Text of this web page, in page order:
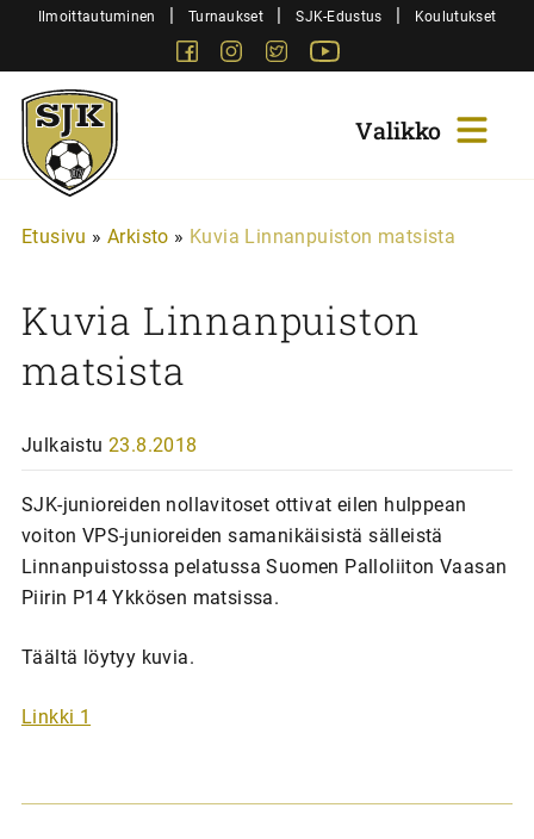
SiirryIlmoittautuminen | Turnaukset | SJK-Edustus | Koulutukset
FacebookInstagram
Twitter
Sjk-
Juniorit
Etusivu » Arkisto » Kuvia Linnanpuiston matsista
Kuvia Linnanpuiston
matsista
Julkaistu 23.8.2018
SJK-junioreiden nollavitoset ottivat eilen hulppean
voiton VPS-junioreiden samanikäisistä sälleistä
Linnanpuistossa pelatussa Suomen Palloliiton Vaasan
Piirin P14 Ykkösen matsissa.
Täältä löytyy kuvia.
Linkki 1